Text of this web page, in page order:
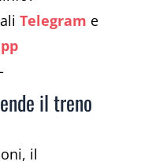
Telegram e
il treno
il